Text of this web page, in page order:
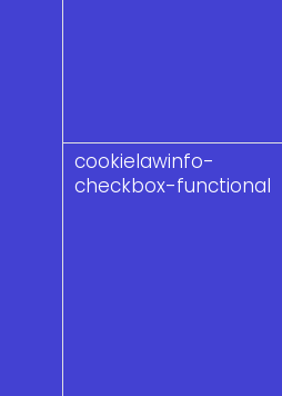
cookielawinfo-
checkbox-functional